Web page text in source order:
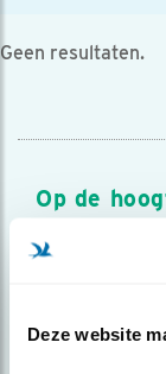
Deze website
Geen resultaten.
Op de
Meld je aan en
over vogels en